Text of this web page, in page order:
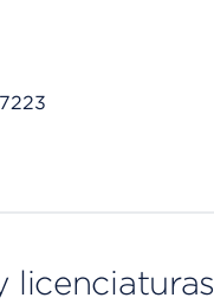
licenciaturas